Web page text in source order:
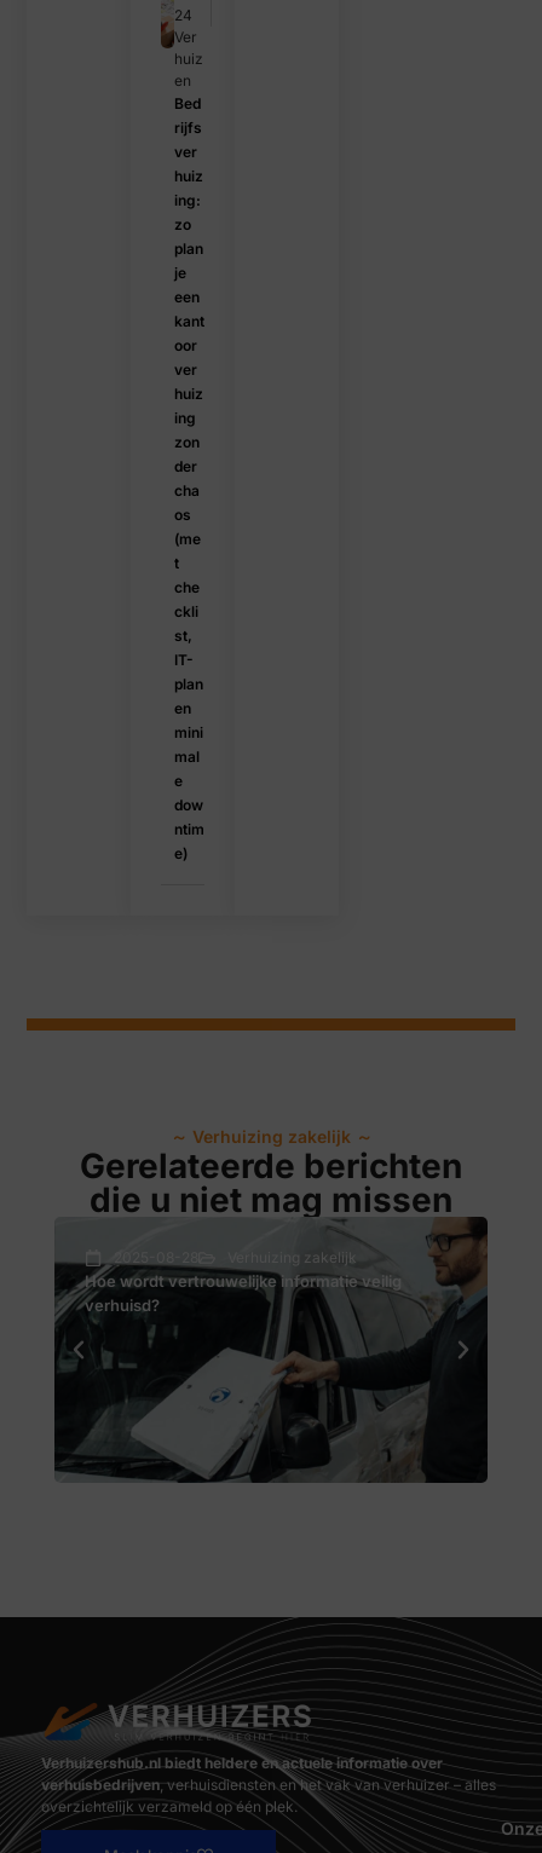
24
Ver
huiz
en
Bed
rijfs
ver
huiz
ing:
zo
plan
je
een
kant
oor
ver
huiz
ing
zon
der
cha
os
(me
t
che
ckli
st,
IT-
plan
en
mini
mal
e
dow
ntim
e)
～ Verhuizing zakelijk ～
Gerelateerde berichten
die u niet mag missen
Verhuizing zakelijk
Hoe wordt vertrouwelijke informatie veilig
verhuisd?
Verhuizershub.nl biedt heldere en actuele informatie over
verhuisbedrijven, verhuisdiensten en het vak van verhuizer – alles
overzichtelijk verzameld op één plek.